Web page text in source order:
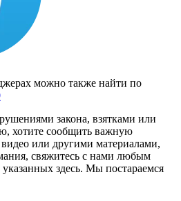
можно также найти по
закона, взятками или
хотите сообщить важную
или другими материалами,
свяжитесь с нами любым
здесь. Мы постараемся